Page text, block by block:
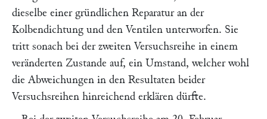
dieselbe einer gründlichen Reparatur an der
Kolbendichtung und den Ventilen unterworfen. Sie
tritt sonach bei der zweiten Versuchsreihe in einem
veränderten Zustande auf, ein Umstand, welcher wohl
die Abweichungen in den Resultaten beider
Versuchsreihen hinreichend erklären dürfte.